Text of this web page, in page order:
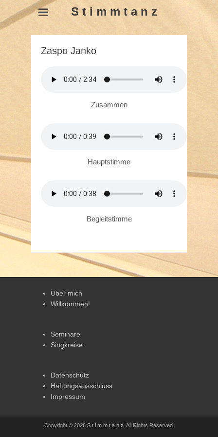
S t i m m t a n z
Zaspo Janko
Zusammen
Hauptstimme
Begleitstimme
Über mich
Willkommen!
Seminare
Singkreise
Datenschutz
Haftungsausschluss
Impressum
Copyright © 2026 S t i m m t a n z . All Rights Reserved.